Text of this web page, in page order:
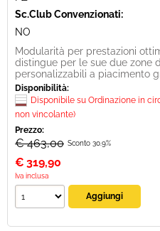
Sc.Club Convenzionati:
NO
Modularità per prestazioni
distingue per le sue due zone
personalizzabili a piacimento
Disponibilità:
Disponibile su Ordinazione in
non vincolante)
Prezzo:
€ 463,00 Sconto 30.9%
€ 319,90
Iva inclusa